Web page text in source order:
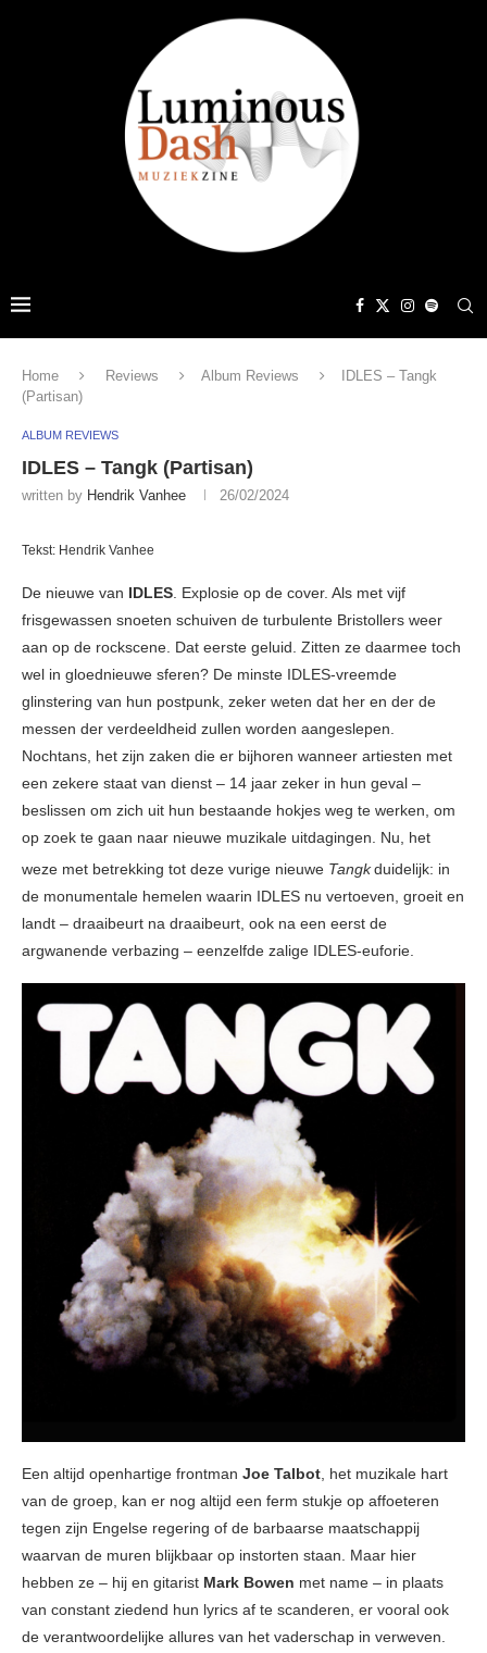
Home Reviews Album Reviews
IDLES – Tangk
(Partisan)
ALBUM REVIEWS
IDLES – Tangk (Partisan)
written by Hendrik Vanhee 26/02/2024
Tekst: Hendrik Vanhee
De nieuwe van IDLES . Explosie op de cover. Als met vijf
frisgewassen snoeten schuiven de turbulente Bristollers weer
aan op de rockscene. Dat eerste geluid. Zitten ze daarmee toch
wel in gloednieuwe sferen? De minste IDLES-vreemde
glinstering van hun postpunk, zeker weten dat her en der de
messen der verdeeldheid zullen worden aangeslepen.
Nochtans, het zijn zaken die er bijhoren wanneer artiesten met
een zekere staat van dienst – 14 jaar zeker in hun geval –
beslissen om zich uit hun bestaande hokjes weg te werken, om
op zoek te gaan naar nieuwe muzikale uitdagingen. Nu, het
weze met betrekking tot deze vurige nieuwe Tangkduidelijk: in
de monumentale hemelen waarin IDLES nu vertoeven, groeit en
landt – draaibeurt na draaibeurt, ook na een eerst de
argwanende verbazing – eenzelfde zalige IDLES-euforie.
Een altijd openhartige frontman Joe Talbot , het muzikale hart
van de groep, kan er nog altijd een ferm stukje op affoeteren
tegen zijn Engelse regering of de barbaarse maatschappij
waarvan de muren blijkbaar op instorten staan. Maar hier
hebben ze – hij en gitarist Mark Bowen met name – in plaats
van constant ziedend hun lyrics af te scanderen, er vooral ook
de verantwoordelijke allures van het vaderschap in verweven.